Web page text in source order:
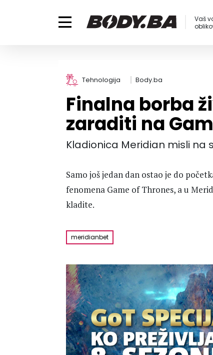
Vaš
Tehnologija Body.ba
Finalna borba
zaraditi na
Kladionica Meridian misli na
Samo još jedan dan ostao je do
fenomena Game of Thrones, a u
kladite.
meridianbet